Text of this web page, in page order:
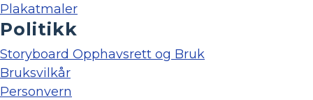
Plakatmaler
Politikk
Storyboard Opphavsrett og Bruk
Bruksvilkår
Personvern